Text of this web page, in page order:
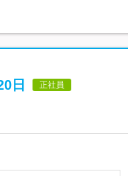
日 正社員